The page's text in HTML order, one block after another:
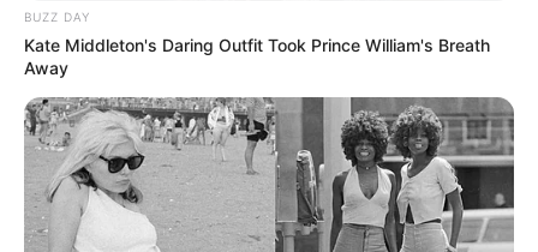
BUZZ DAY
Kate Middleton's Daring Outfit Took Prince William's Breath
Away